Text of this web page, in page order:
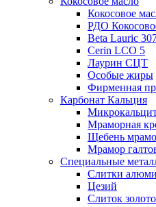
Кокосовое
РДО
Beta Lauric
Cerin LCO 5
Лаурин СЦТ
Особые жиры
Фирменная
Карбонат Кальция
Мраморная
Щебень
Мрамор
Специальные
Слитки
Цезий
Слиток